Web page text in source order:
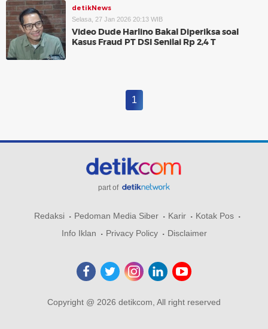
detikNews
Selasa, 27 Jan 2026 20:13 WIB
Video Dude Harlino Bakal Diperiksa soal
Kasus Fraud PT DSI Senilai Rp 2,4 T
1
part of
Redaksi Pedoman Media Siber Karir
Kotak Pos
Info Iklan
Privacy Policy Disclaimer
Copyright @ 2026 detikcom, All right reserved